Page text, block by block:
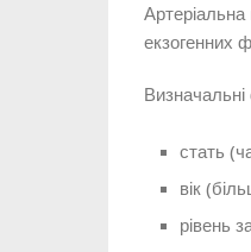
Артеріальна
екзогенних
стать
вік
рівень